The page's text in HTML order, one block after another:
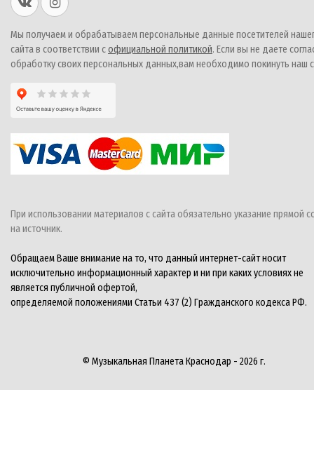
Мы получаем и обрабатываем персональные данные посетителей
сайта в соответствии софициальной политикой. Если вы не даете
обработку своих персональных данных,вам необходимо покинуть наш
При использовании материалов с сайта обязательно указание прямой
на источник.
Обращаем Ваше внимание на то, что данный интернет-сайт носит
исключительно информационный характер и ни при каких условиях не
является публичной офертой,
определяемой положениями Статьи 437 (2) Гражданского кодекса РФ.
© Музыкальная Планета Краснодар - 2026 г.